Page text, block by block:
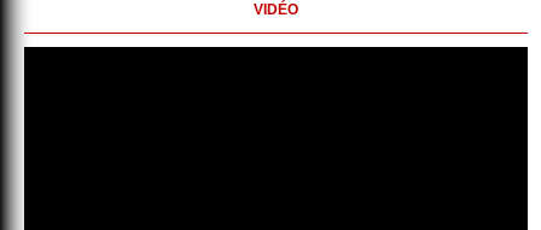
VIDÉO